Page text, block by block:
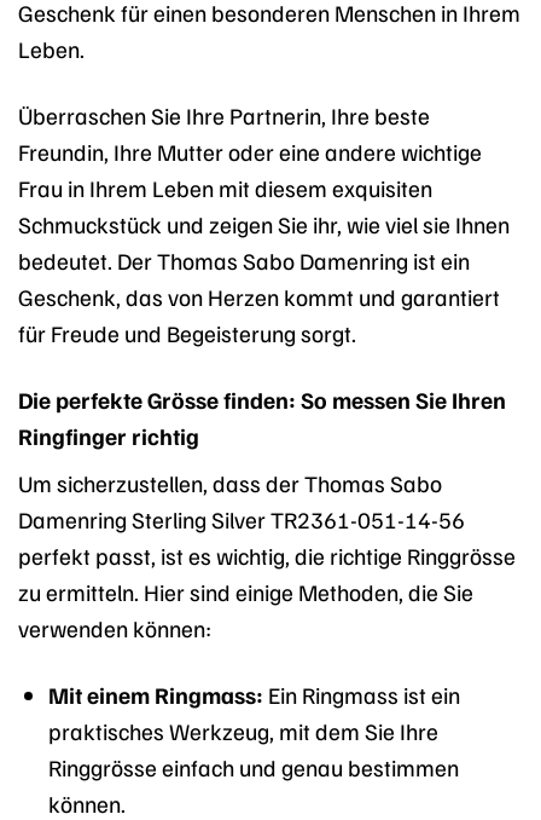
Geschenk für einen besonderen Menschen in Ihrem
Leben.
Überraschen Sie Ihre Partnerin, Ihre beste
Freundin, Ihre Mutter oder eine andere wichtige
Frau in Ihrem Leben mit diesem exquisiten
Schmuckstück und zeigen Sie ihr, wie viel sie Ihnen
bedeutet. Der Thomas Sabo Damenring ist ein
Geschenk, das von Herzen kommt und garantiert
für Freude und Begeisterung sorgt.
Die perfekte Grösse finden: So messen Sie Ihren
Ringfinger richtig
Um sicherzustellen, dass der Thomas Sabo
Damenring Sterling Silver TR2361-051-14-56
perfekt passt, ist es wichtig, die richtige Ringgrösse
zu ermitteln. Hier sind einige Methoden, die Sie
verwenden können:
Mit einem Ringmass: Ein Ringmass ist ein
praktisches Werkzeug, mit dem Sie Ihre
Ringgrösse einfach und genau bestimmen
können.